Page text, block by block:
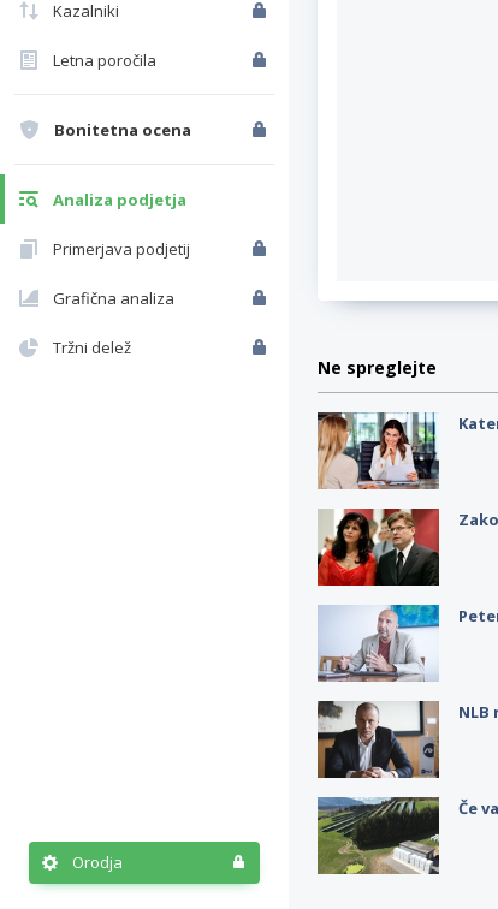
Kazalniki
Letna poročila
Bonitetna ocena
Analiza podjetja
Primerjava podjetij
Grafična analiza
Tržni delež
Orodja
Ne spreglejte
Če